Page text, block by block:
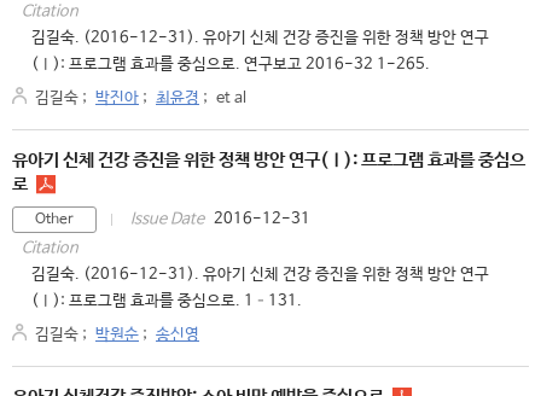
Citation
김길숙. (2016-12-31). 유아기 신체 건강 증진을 위한 정책 방안 연구
(Ⅰ): 프로그램 효과를 중심으로. 연구보고 2016-32 1-265.
김길숙 ; 박진아 ; 최윤경 ; et al
유아기 신체 건강 증진을 위한 정책 방안 연구(Ⅰ): 프로그램 효과를 중심으
로
Other Issue Date 2016-12-31
Citation
김길숙. (2016-12-31). 유아기 신체 건강 증진을 위한 정책 방안 연구
(Ⅰ): 프로그램 효과를 중심으로. 1–131.
김길숙 ; 박원순 ; 송신영